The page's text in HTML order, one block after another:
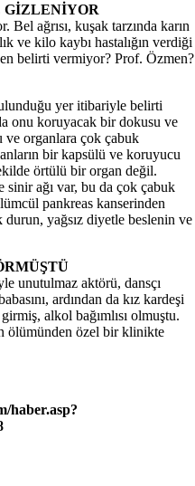
GİZLENİYOR
ağrısı, kuşak tarzında karın
ve kilo kaybı hastalığın verdiği
belirti vermiyor? Prof. Özmen?
yer itibariyle belirti
onu koruyacak bir dokusu ve
organlara çok çabuk
bir kapsülü ve koruyucu
örtülü bir organ değil.
sinir ağı var, bu da çok çabuk
pankreas kanserinden
yağsız diyetle beslenin ve
unutulmaz aktörü, dansçı
ardından da kız kardeşi
alkol bağımlısı olmuştu.
ölümünden özel bir klinikte
haber.asp?